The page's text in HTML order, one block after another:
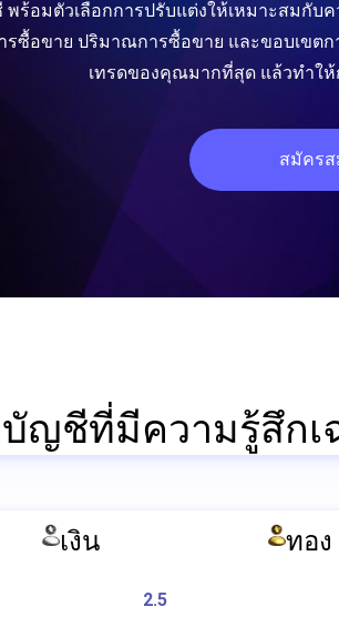
อมตัวเลือกการปรับแต่งให้เหมาะสมกับ
ารซื้อขาย ปริมาณการซื้อขาย และขอบเ
เทรดของคุณมากที่สุด แล้วทำให้
สมัคร
ญชีที่มีความรู้สึกเ
เงิน
2.5
ทอง